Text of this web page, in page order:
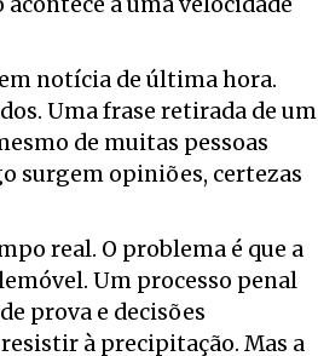
notícia de última hora.
Uma frase retirada de um
de muitas pessoas
surgem opiniões, certezas
real. O problema é que a
Um processo penal
prova e decisões
à precipitação. Mas a